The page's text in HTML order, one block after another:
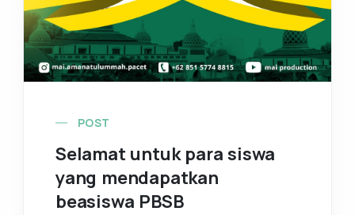
POST
Selamat untuk para siswa
yang mendapatkan
beasiswa PBSB